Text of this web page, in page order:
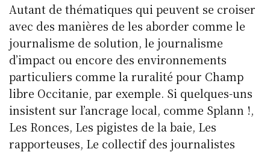
Autant de thématiques qui peuvent se croiser
avec des manières de les aborder comme le
journalisme de solution, le journalisme
d’impact ou encore des environnements
particuliers comme la ruralité pour Champ
libre Occitanie, par exemple. Si quelques-uns
insistent sur l’ancrage local, comme Splann !,
Les Ronces, Les pigistes de la baie, Les
rapporteuses, Le collectif des journalistes